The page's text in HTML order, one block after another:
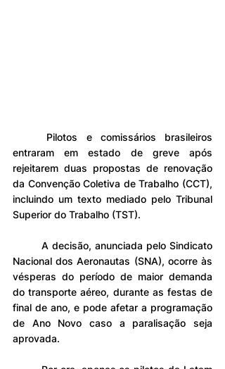
entraram em estado de greve após
rejeitarem duas propostas de renovação
da Convenção Coletiva de Trabalho (CCT),
incluindo um texto mediado pelo Tribunal
Superior do Trabalho (TST).
Nacional dos Aeronautas (SNA), ocorre às
vésperas do período de maior demanda
do transporte aéreo, durante as festas de
final de ano, e pode afetar a programação
de Ano Novo caso a paralisação seja
aprovada.